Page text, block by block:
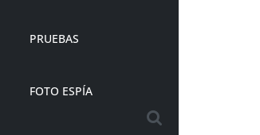
PRUEBAS
FOTO ESPÍA